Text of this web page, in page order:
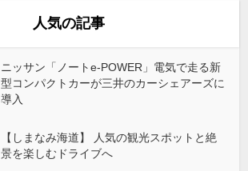
人気の記事
ニッサン「ノートe-POWER」電気で走る新
型コンパクトカーが三井のカーシェアーズに
導入
【しまなみ海道】 人気の観光スポットと絶
景を楽しむドライブへ